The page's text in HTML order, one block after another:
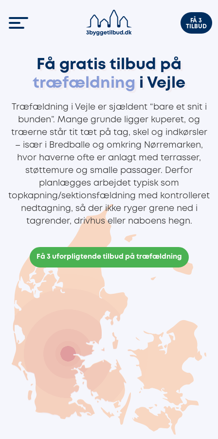
FÅ 3
TILBUD
Få gratis tilbud på
træfældning i Vejle
Træfældning i Vejle er sjældent “bare et snit i
bunden”. Mange grunde ligger kuperet, og
træerne står tit tæt på tag, skel og indkørsler
– især i Bredballe og omkring Nørremarken,
hvor haverne ofte er anlagt med terrasser,
støttemure og smalle passager. Derfor
planlægges arbejdet typisk som
topkapning/sektionsfældning med kontrolleret
nedtagning, så der ikke ryger grene ned i
tagrender, drivhus eller naboens hegn.
Få 3 uforpligtende tilbud på træfældning